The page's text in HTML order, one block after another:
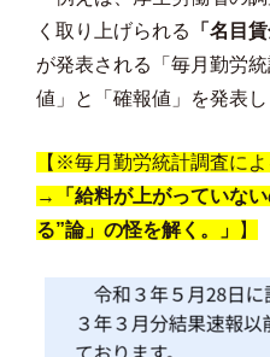
く取り上げられる
「名目
が発表される「毎月勤労
値」と「確報値」を発表
【※毎月勤労統計調査に
→
「給料が上がっていな
る”論」の怪を解く。」
】